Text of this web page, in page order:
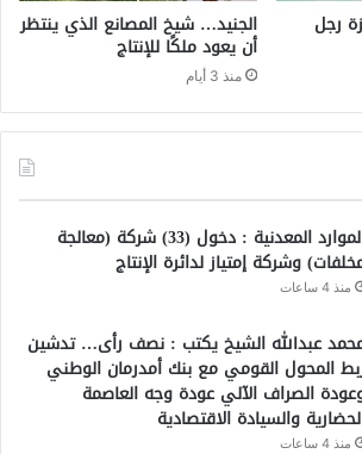
رجل الجنيد… شيخ المصانع الذي ينتظر
أن يعود ملكًا للإنتاج
منذ 3 أيام
الموارد المعدنية : دخول (33) شركة (معالجة
وشركة إمتياز لدائرة الإنتاج
منذ 4 ساعات
عبدالله الشيخ يكتب : نصف رأى… تدشين
المحول القومي مع بنك أمدرمان الوطني
الصراف الآلي عودة وجه العاصمة
والسيادة الاقتصادية
منذ 4 ساعات